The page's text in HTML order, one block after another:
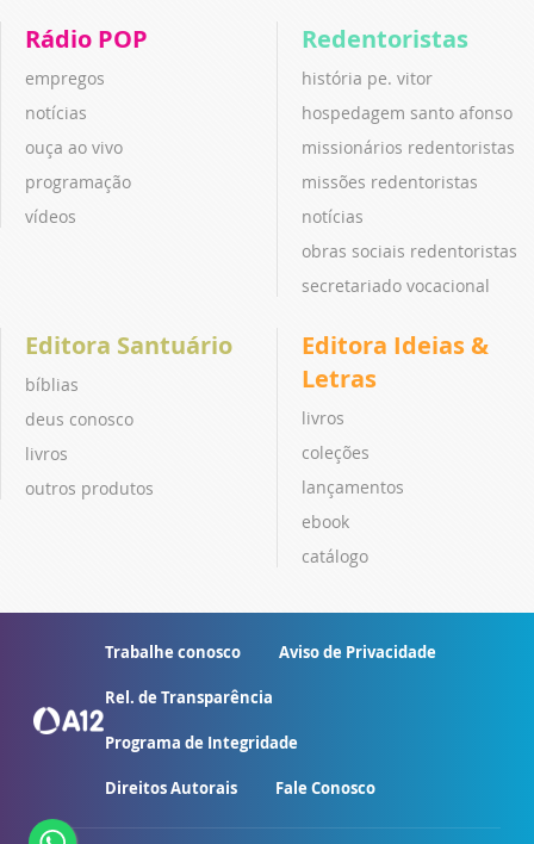
Rádio POP
empregos
notícias
ouça ao vivo
programação
vídeos
Redentoristas
história pe. vitor
hospedagem santo afonso
missionários redentoristas
missões redentoristas
notícias
obras sociais redentoristas
secretariado vocacional
Editora Santuário
bíblias
deus conosco
livros
outros produtos
Editora Ideias &
Letras
livros
coleções
lançamentos
ebook
catálogo
Trabalhe conosco Aviso de Privacidade
Rel. de Transparência
Programa de Integridade
Direitos Autorais Fale Conosco